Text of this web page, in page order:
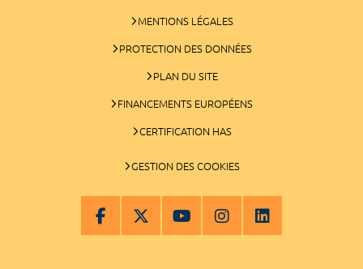
MENTIONS LÉGALES
PROTECTION DES DONNÉES
PLAN DU SITE
FINANCEMENTS EUROPÉENS
CERTIFICATION HAS
GESTION DES COOKIES